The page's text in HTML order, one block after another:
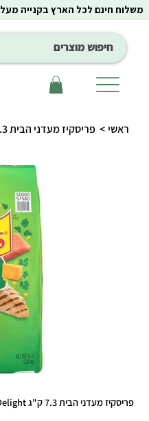
משלוח חינם לכל הארץ בקנייה מעל
ראשי > פריסקיז מעדני הבית 7.3 ק"ג Friskies Indoor Delight
פריסקיז מעדני הבית 7.3 ק"ג Friskies Indoor Delight